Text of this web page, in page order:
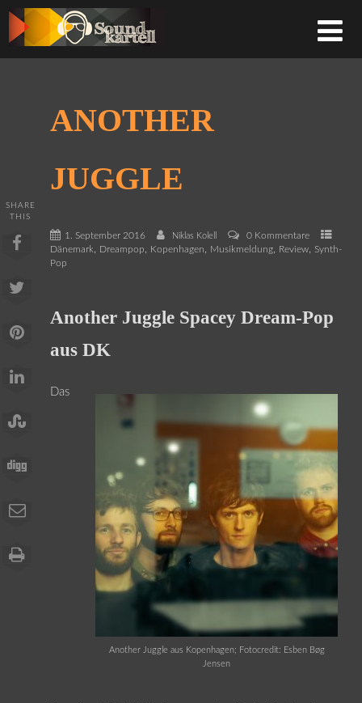
ANOTHER
JUGGLE
1. September 2016 Niklas Kolell
0 Kommentare
Dänemark, Dreampop, Kopenhagen, Musikmeldung, Review, Synth-
Pop
SHARE
THIS
Another Juggle Spacey Dream-Pop
aus DK
Another Juggle aus Kopenhagen; Fotocredit: Esben Bøg
Jensen
Das